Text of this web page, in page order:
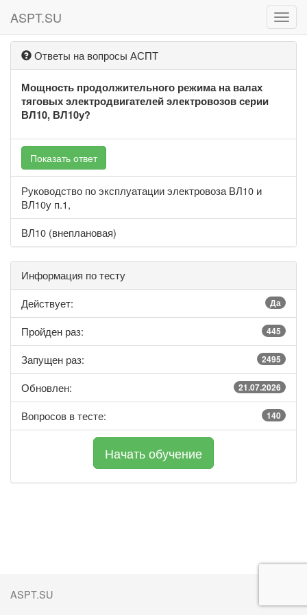
ASPT.SU
Ответы на вопросы АСПТ
Мощность продолжительного режима на валах
тяговых электродвигателей электровозов серии
ВЛ10, ВЛ10у?
Показать ответ
Руководство по эксплуатации электровоза ВЛ10 и
ВЛ10у п.1,
ВЛ10 (внеплановая)
Информация по тесту
Действует:
Да
Пройден раз: 445
Запущен раз: 2495
Обновлен: 21.07.2026
Вопросов в тесте: 140
ASPT.SU